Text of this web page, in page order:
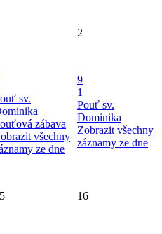
2
sv.
zábava
všechny
ze dne
9
1
Pouť sv.
Dominika
Zobrazit všechny
záznamy ze dne
16